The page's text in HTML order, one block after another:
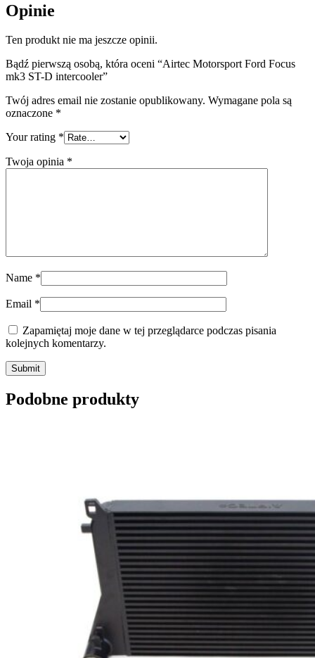
Opinie
Ten produkt nie ma jeszcze opinii.
Bądź pierwszą osobą, która oceni “Airtec Motorsport Ford Focus
mk3 ST-D intercooler”
Twój adres email nie zostanie opublikowany. Wymagane pola są
oznaczone *
Your rating *
Twoja opinia *
Name *
Email *
Zapamiętaj moje dane w tej przeglądarce podczas pisania
kolejnych komentarzy.
Submit
Podobne produkty